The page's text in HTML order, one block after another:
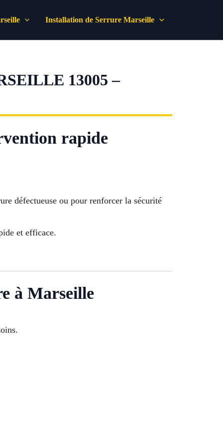
Installation de Serrure Marseille
13005 –
rapide
défectueuse ou pour renforcer la sécurité
et efficace.
à Marseille